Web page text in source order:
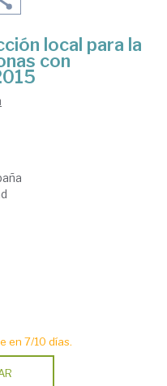
local para la
con
en 7/10 días.